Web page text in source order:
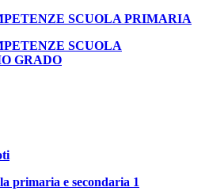
SCUOLA PRIMARIA
SCUOLA
GRADO
primaria e secondaria 1